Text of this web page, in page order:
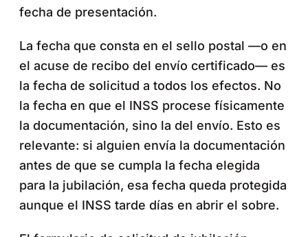
fecha de presentación.
La fecha que consta en el sello postal —o en
el acuse de recibo del envío certificado— es
la fecha de solicitud a todos los efectos. No
la fecha en que el INSS procese físicamente
la documentación, sino la del envío. Esto es
relevante: si alguien envía la documentación
antes de que se cumpla la fecha elegida
para la jubilación, esa fecha queda protegida
aunque el INSS tarde días en abrir el sobre.